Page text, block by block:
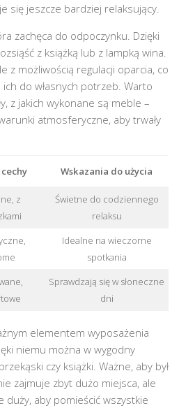
się jeszcze bardziej relaksujący.
zachęca do odpoczynku. Dzięki
z książką lub z lampką wina.
z możliwością regulacji oparcia, co
do własnych potrzeb. Warto
z jakich wykonane są meble –
atmosferyczne, aby trwały
cechy Wskazania do użycia
z
Świetne do codziennego
relaksu
Idealne na wieczorne
spotkania
Sprawdzają się w słoneczne
dni
elementem wyposażenia
niemu można w wygodny
czy książki. Ważne, aby był
zajmuje zbyt dużo miejsca, ale
aby pomieścić wszystkie